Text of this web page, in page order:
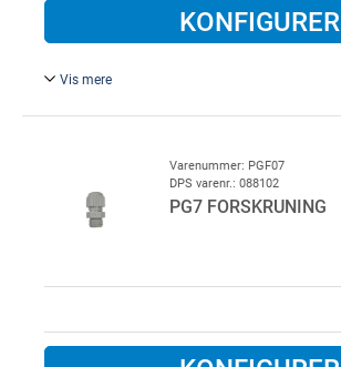
KONFIGURER
Vis mere
PG 9 forskruning, plast
Varenummer: PGF07
DPS varenr.: 088102
PG7 FORSKRUNING